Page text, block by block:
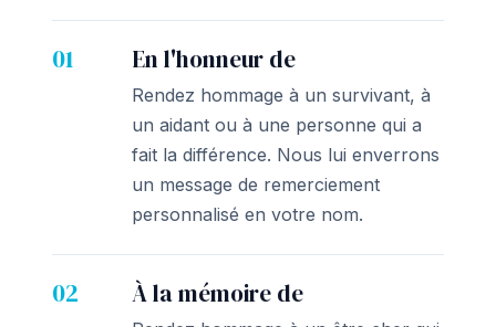
01 En l'honneur de
Rendez hommage à un survivant, à
un aidant ou à une personne qui a
fait la différence. Nous lui enverrons
un message de remerciement
personnalisé en votre nom.
02 À la mémoire de